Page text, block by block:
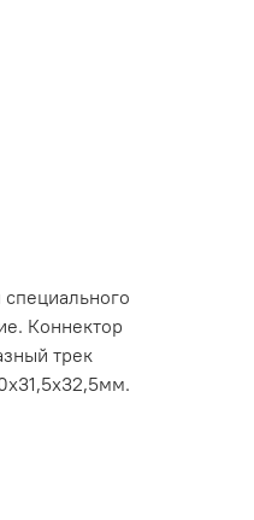
Коннектор
трек